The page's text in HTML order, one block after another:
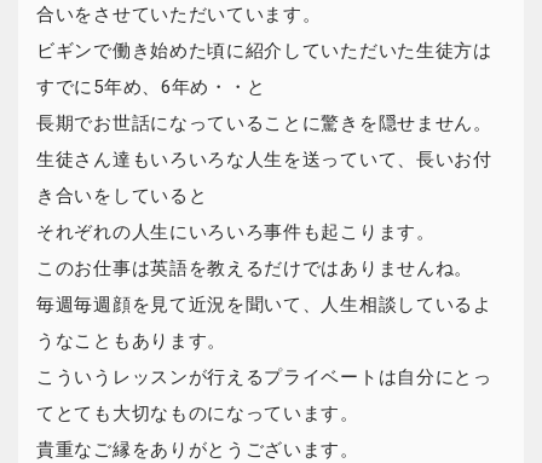
合いをさせていただいています。
ビギンで働き始めた頃に紹介していただいた生徒方は
すでに5年め、6年め・・と
長期でお世話になっていることに驚きを隠せません。
生徒さん達もいろいろな人生を送っていて、長いお付
き合いをしていると
それぞれの人生にいろいろ事件も起こります。
このお仕事は英語を教えるだけではありませんね。
毎週毎週顔を見て近況を聞いて、人生相談しているよ
うなこともあります。
こういうレッスンが行えるプライベートは自分にとっ
てとても大切なものになっています。
貴重なご縁をありがとうございます。